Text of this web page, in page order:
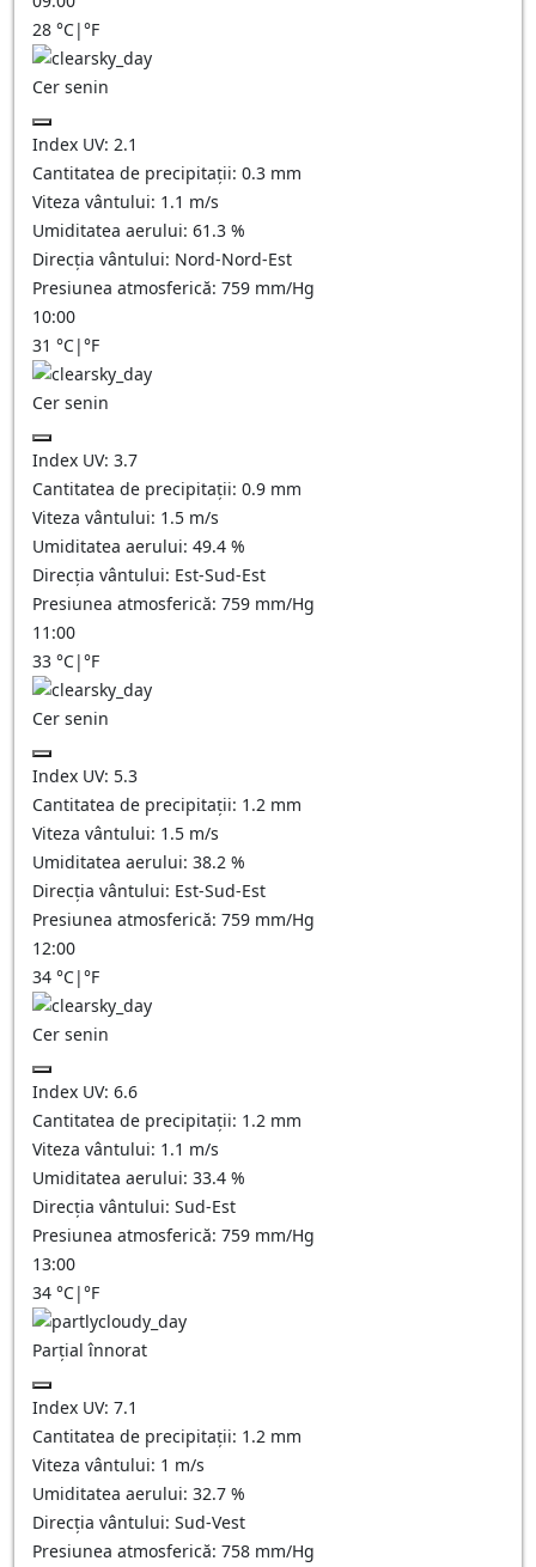
28 °C|°F
Cer senin
Index UV: 2.1
Cantitatea de precipitații: 0.3 mm
Viteza vântului: 1.1 m/s
Umiditatea aerului: 61.3 %
Direcția vântului: Nord-Nord-Est
Presiunea atmosferică: 759 mm/Hg
10:00
31 °C|°F
Cer senin
Index UV: 3.7
Cantitatea de precipitații: 0.9 mm
Viteza vântului: 1.5 m/s
Umiditatea aerului: 49.4 %
Direcția vântului: Est-Sud-Est
Presiunea atmosferică: 759 mm/Hg
11:00
33 °C|°F
Cer senin
Index UV: 5.3
Cantitatea de precipitații: 1.2 mm
Viteza vântului: 1.5 m/s
Umiditatea aerului: 38.2 %
Direcția vântului: Est-Sud-Est
Presiunea atmosferică: 759 mm/Hg
12:00
34 °C|°F
Cer senin
Index UV: 6.6
Cantitatea de precipitații: 1.2 mm
Viteza vântului: 1.1 m/s
Umiditatea aerului: 33.4 %
Direcția vântului: Sud-Est
Presiunea atmosferică: 759 mm/Hg
13:00
34 °C|°F
Parțial înnorat
Index UV: 7.1
Cantitatea de precipitații: 1.2 mm
Viteza vântului: 1 m/s
Umiditatea aerului: 32.7 %
Direcția vântului: Sud-Vest
Presiunea atmosferică: 758 mm/Hg